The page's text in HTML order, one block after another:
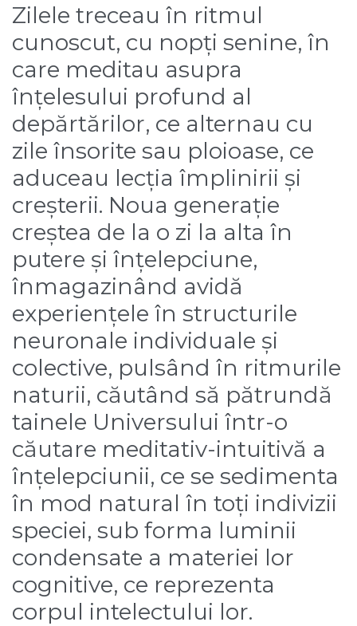
Zilele treceau în ritmul
cunoscut, cu nopți senine, în
care meditau asupra
înțelesului profund al
depărtărilor, ce alternau cu
zile însorite sau ploioase, ce
aduceau lecția împlinirii și
creșterii. Noua generație
creștea de la o zi la alta în
putere și înțelepciune,
înmagazinând avidă
experiențele în structurile
neuronale individuale și
colective, pulsând în ritmurile
naturii, căutând să pătrundă
tainele Universului într-o
căutare meditativ-intuitivă a
înțelepciunii, ce se sedimenta
în mod natural în toți indivizii
speciei, sub forma luminii
condensate a materiei lor
cognitive, ce reprezenta
corpul intelectului lor.